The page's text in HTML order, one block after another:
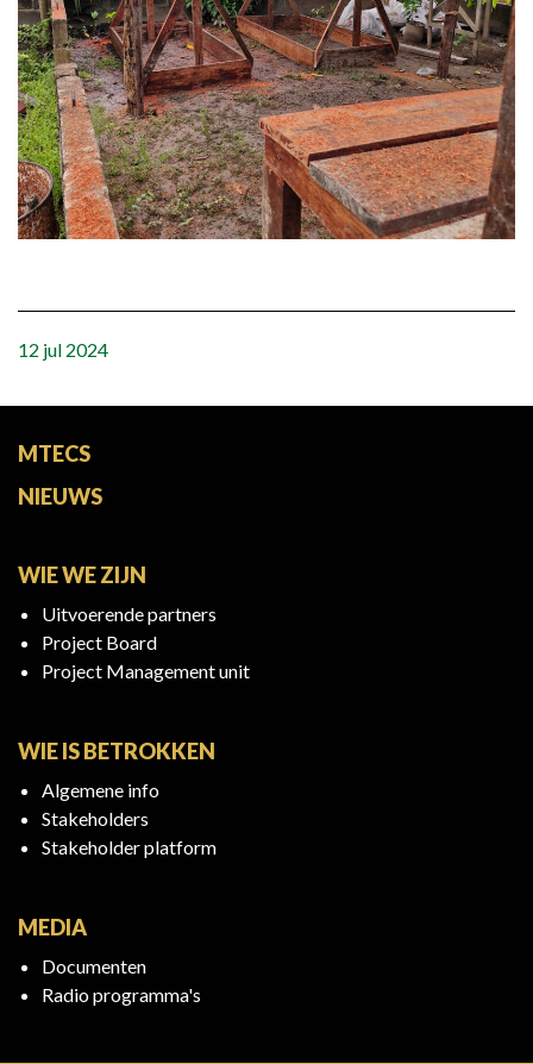
12 jul 2024
MTECS
NIEUWS
WIE WE ZIJN
Uitvoerende partners
Project Board
Project Management unit
WIE IS BETROKKEN
Algemene info
Stakeholders
Stakeholder platform
MEDIA
Documenten
Radio programma's